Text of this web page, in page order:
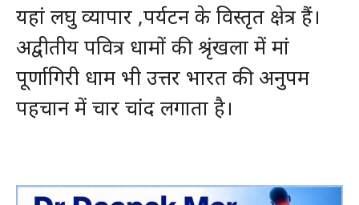
यहां लघु व्यापार ,पर्यटन के विस्तृत क्षेत्र हैं।
अद्वीतीय पवित्र धामों की श्रृंखला में मां
पूर्णागिरी धाम भी उत्तर भारत की अनुपम
पहचान में चार चांद लगाता है।